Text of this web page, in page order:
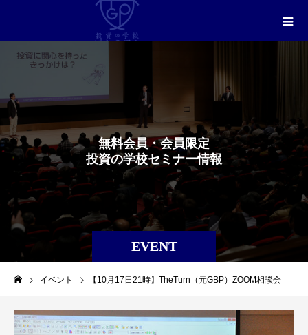
EVENT
無料会員・会員 限定
投資の学校セミ ナー情報
イベント 【10月17日21時】TheTurn（元GBP）ZOOM相談会